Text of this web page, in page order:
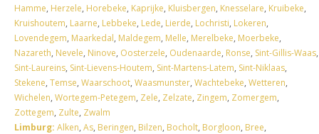
Hamme, Herzele, Horebeke, Kaprijke, Kluisbergen, Knesselare, Kruibeke,
Kruishoutem, Laarne, Lebbeke, Lede, Lierde, Lochristi, Lokeren,
Lovendegem, Maarkedal, Maldegem, Melle, Merelbeke, Moerbeke,
Nazareth, Nevele, Ninove, Oosterzele, Oudenaarde, Ronse, Sint-Gillis-Waas,
Sint-Laureins, Sint-Lievens-Houtem, Sint-Martens-Latem, Sint-Niklaas,
Stekene, Temse, Waarschoot, Waasmunster, Wachtebeke, Wetteren,
Wichelen, Wortegem-Petegem, Zele, Zelzate, Zingem, Zomergem,
Zottegem, Zulte, Zwalm
Limburg: Alken, As, Beringen, Bilzen, Bocholt, Borgloon, Bree,